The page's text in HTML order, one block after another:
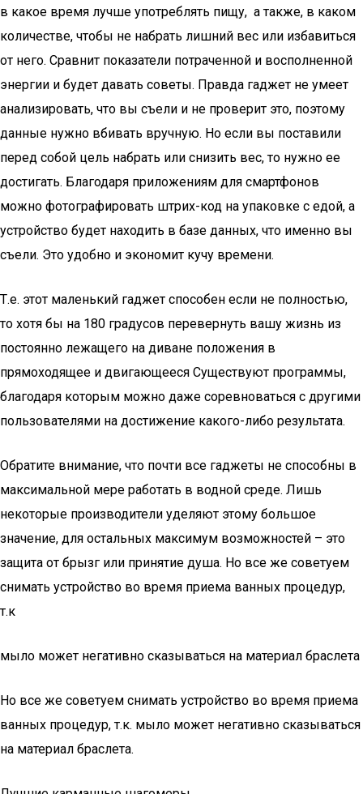
в какое время лучше употреблять пищу, а также, в каком
количестве, чтобы не набрать лишний вес или избавиться
от него. Сравнит показатели потраченной и восполненной
энергии и будет давать советы. Правда гаджет не умеет
анализировать, что вы съели и не проверит это, поэтому
данные нужно вбивать вручную. Но если вы поставили
перед собой цель набрать или снизить вес, то нужно ее
достигать. Благодаря приложениям для смартфонов
можно фотографировать штрих-код на упаковке с едой, а
устройство будет находить в базе данных, что именно вы
съели. Это удобно и экономит кучу времени.
Т.е. этот маленький гаджет способен если не полностью,
то хотя бы на 180 градусов перевернуть вашу жизнь из
постоянно лежащего на диване положения в
прямоходящее и двигающееся Существуют программы,
благодаря которым можно даже соревноваться с другими
пользователями на достижение какого-либо результата.
Обратите внимание, что почти все гаджеты не способны в
максимальной мере работать в водной среде. Лишь
некоторые производители уделяют этому большое
значение, для остальных максимум возможностей – это
защита от брызг или принятие душа. Но все же советуем
снимать устройство во время приема ванных процедур,
т.к
мыло может негативно сказываться на материал браслета
Но все же советуем снимать устройство во время приема
ванных процедур, т.к. мыло может негативно сказываться
на материал браслета.